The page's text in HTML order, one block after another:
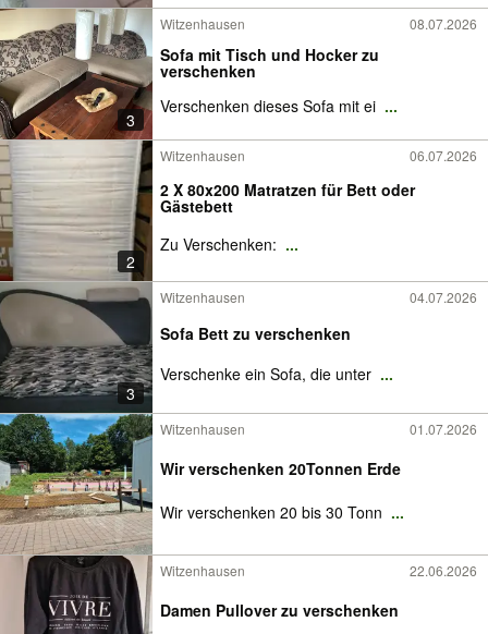
3
Witzenhausen 08.07.2026
Sofa mit Tisch und Hocker zu
verschenken
Verschenken dieses Sofa mit ei ...
2
Witzenhausen 06.07.2026
2 X 80x200 Matratzen für Bett oder
Gästebett
Zu Verschenken: ...
3
Witzenhausen 04.07.2026
Sofa Bett zu verschenken
Verschenke ein Sofa, die unter ...
Witzenhausen 01.07.2026
Wir verschenken 20Tonnen Erde
Wir verschenken 20 bis 30 Tonn ...
Witzenhausen 22.06.2026
Damen Pullover zu verschenken